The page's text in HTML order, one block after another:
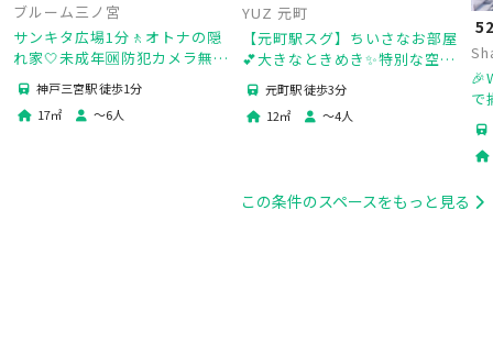
ブルーム三ノ宮
サンキタ広場1分🚶オトナの隠
れ家🤍未成年🆗防犯カメラ無し
🙅‍♂️大迫力100㌅鑑賞会🎬30分延
長OP✨２回目以降２割引🎁
神戸三宮駅 徒歩1分
17㎡ 〜6人
YUZ 元町
【元町駅スグ】ちいさなお部屋
💕大きなときめき✨特別な空間
でデート/推し活/女子会🎉
元町駅 徒歩3分
12㎡ 〜4人
で
この条件のスペースをもっと見る